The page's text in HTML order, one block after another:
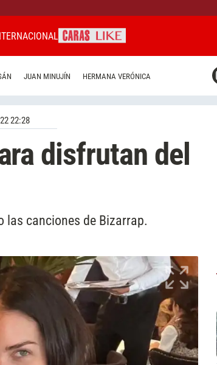
JUAN MINUJÍN HERMANA VERÓNICA
22:28
disfrutan del
las canciones de Bizarrap.